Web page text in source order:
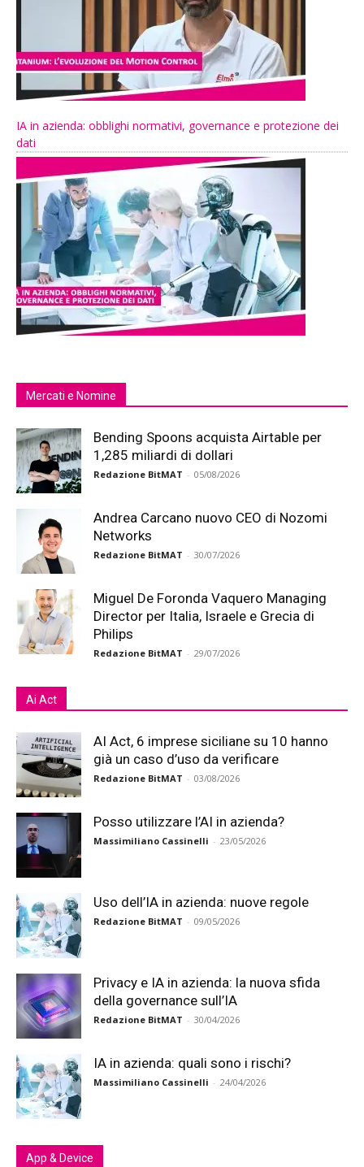
IA in azienda: obblighi normativi, governance e protezione dei
dati
Mercati e Nomine
Bending Spoons acquista Airtable per
1,285 miliardi di dollari
Redazione BitMAT - 05/08/2026
Andrea Carcano nuovo CEO di Nozomi
Networks
Redazione BitMAT - 30/07/2026
Miguel De Foronda Vaquero Managing
Director per Italia, Israele e Grecia di
Philips
Redazione BitMAT - 29/07/2026
Ai Act
AI Act, 6 imprese siciliane su 10 hanno
già un caso d’uso da verificare
Redazione BitMAT - 03/08/2026
Posso utilizzare l’AI in azienda?
Massimiliano Cassinelli - 23/05/2026
Uso dell’IA in azienda: nuove regole
Redazione BitMAT - 09/05/2026
Privacy e IA in azienda: la nuova sfida
della governance sull’IA
Redazione BitMAT - 30/04/2026
IA in azienda: quali sono i rischi?
Massimiliano Cassinelli - 24/04/2026
App & Device